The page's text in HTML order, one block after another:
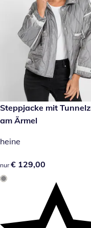
€ 129,00
Steppjacke mit
am Ärmel
heine
€ 129,00
nur € 129,00